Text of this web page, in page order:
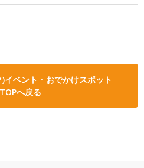
イベント・おでかけスポット
へ戻る